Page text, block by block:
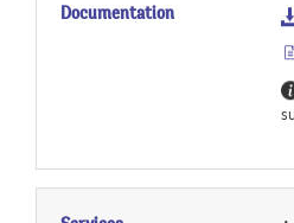
Documentation